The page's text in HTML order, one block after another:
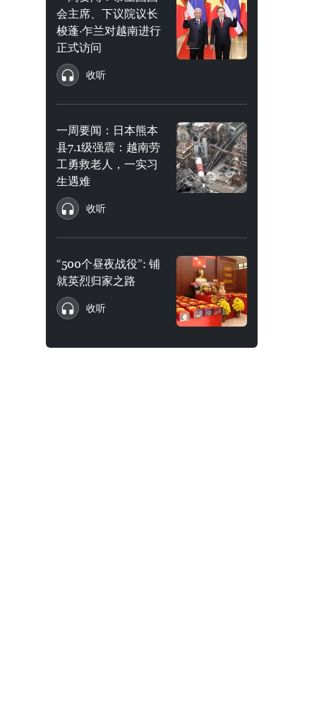
会主席、下议院议长
梭蓬·乍兰对越南进行
正式访问
收听
一周要闻：日本熊本
县7.1级强震：越南劳
工勇救老人，一实习
生遇难
收听
“500个昼夜战役”: 铺
就英烈归家之路
收听